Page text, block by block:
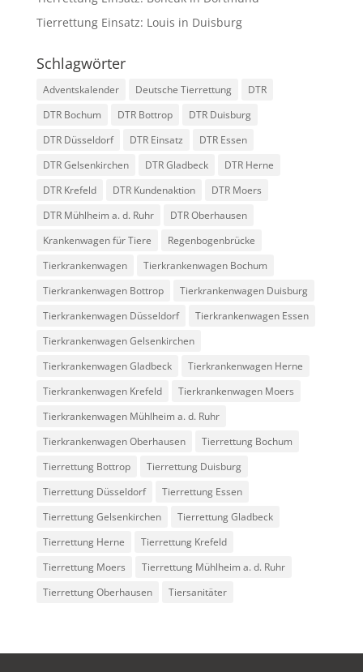
Tierrettung Einsatz: Louis in Duisburg
Schlagwörter
Adventskalender Deutsche Tierrettung
DTR
DTR Bochum
DTR Bottrop
DTR Duisburg
DTR Düsseldorf
DTR Einsatz
DTR Essen
DTR Gelsenkirchen
DTR Gladbeck
DTR Herne
DTR Krefeld
DTR Kundenaktion
DTR Moers
DTR Mühlheim a. d. Ruhr
DTR Oberhausen
Krankenwagen für Tiere
Regenbogenbrücke
Tierkrankenwagen
Tierkrankenwagen Bochum
Tierkrankenwagen Bottrop
Tierkrankenwagen Duisburg
Tierkrankenwagen Düsseldorf
Tierkrankenwagen Essen
Tierkrankenwagen Gelsenkirchen
Tierkrankenwagen Gladbeck
Tierkrankenwagen Herne
Tierkrankenwagen Krefeld
Tierkrankenwagen Moers
Tierkrankenwagen Mühlheim a. d. Ruhr
Tierkrankenwagen Oberhausen
Tierrettung Bochum
Tierrettung Bottrop
Tierrettung Duisburg
Tierrettung Düsseldorf
Tierrettung Essen
Tierrettung Gelsenkirchen
Tierrettung Gladbeck
Tierrettung Herne
Tierrettung Krefeld
Tierrettung Moers
Tierrettung Mühlheim a. d. Ruhr
Tierrettung Oberhausen
Tiersanitäter